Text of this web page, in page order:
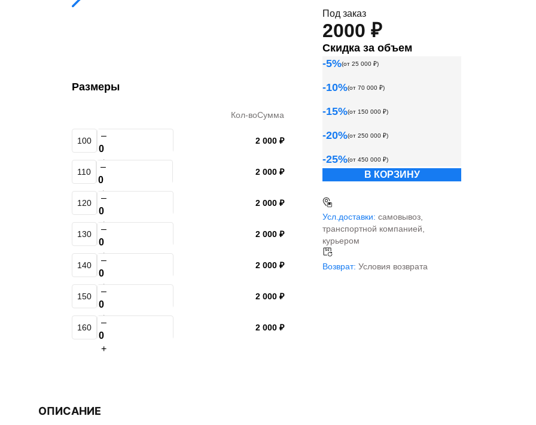
Размеры
Кол-воСумма
100 –
+
2 000 ₽
110 –
+
2 000 ₽
120 –
+
2 000 ₽
130 –
+
2 000 ₽
140 –
+
2 000 ₽
150 –
+
2 000 ₽
160 –
+
2 000 ₽
Под заказ
2000 ₽
Скидка за объем
-5%(от25 000 ₽)
-10%(от70 000 ₽)
-15%(от 150 000 ₽)
-20%(от250 000 ₽)
-25%(от450 000 ₽)
В КОРЗИНУ
Усл.доставки:самовывоз,
транспортной компанией,
курьером
Возврат: Условия возврата
ОПИСАНИЕ